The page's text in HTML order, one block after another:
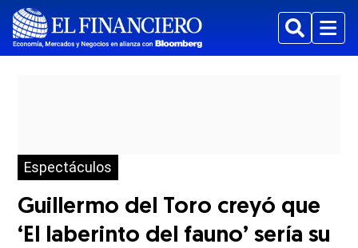
BuscarMenu
Espectáculos
Guillermo del Toro creyó que
‘El laberinto del fauno’ sería su